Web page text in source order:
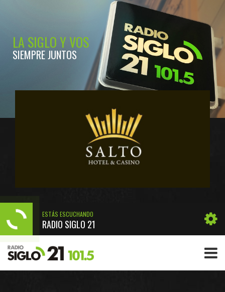
LA SIGLO Y VOS
SIEMPRE JUNTOS
ESTÁS ESCUCHANDO
RADIO SIGLO 21